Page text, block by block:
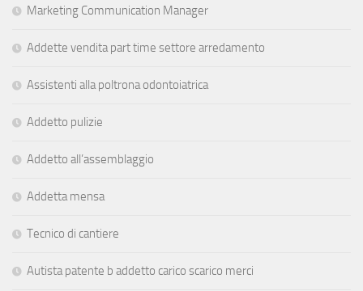
Marketing Communication Manager
Addette vendita part time settore arredamento
Assistenti alla poltrona odontoiatrica
Addetto pulizie
Addetto all’assemblaggio
Addetta mensa
Tecnico di cantiere
Autista patente b addetto carico scarico merci